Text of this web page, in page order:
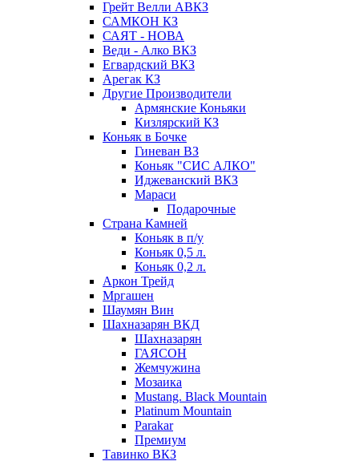
Грейт Велли АВКЗ
САМКОН КЗ
САЯТ - НОВА
Веди - Алко ВКЗ
Егвардский ВКЗ
Арегак КЗ
Другие Производители
Армянские Коньяки
Кизлярский КЗ
Коньяк в Бочке
Гиневан ВЗ
Коньяк "СИС АЛКО"
Иджеванский ВКЗ
Мараси
Подарочные
Страна Камней
Коньяк в п/у
Коньяк 0,5 л.
Коньяк 0,2 л.
Аркон Трейд
Мргашен
Шаумян Вин
Шахназарян ВКД
Шахназарян
ГАЯСОН
Жемчужина
Мозаика
Mustang. Black Mountain
Platinum Mountain
Parakar
Премиум
Тавинко ВКЗ